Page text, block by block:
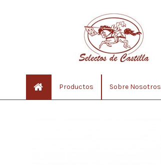
Productos Sobre Nosotros